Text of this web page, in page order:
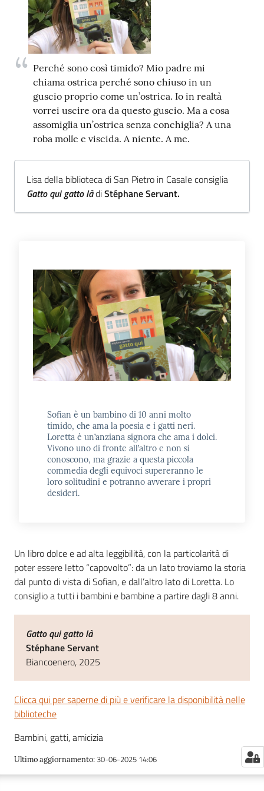
libri
film
Calendario
Online
Bambini
Cerca nei
cataloghi
Chiedi al
bibliotecario
Perché sono così timido? Mio padre mi
chiama ostrica perché sono chiuso in un
guscio proprio come un’ostrica. Io in realtà
vorrei uscire ora da questo guscio. Ma a cosa
assomiglia un’ostrica senza conchiglia? A una
roba molle e viscida. A niente. A me.
Lisa della biblioteca di San Pietro in Casale consiglia
Gatto qui gatto làdiStéphane Servant.
Sofian è un bambino di 10 anni molto
timido, che ama la poesia e i gatti neri.
Loretta è un’anziana signora che ama i dolci.
Vivono uno di fronte all’altro e non si
conoscono, ma grazie a questa piccola
commedia degli equivoci supereranno le
loro solitudini e potranno avverare i propri
desideri.
Un libro dolce e ad alta leggibilità, con la particolarità di
poter essere letto “capovolto”: da un lato troviamo la storia
dal punto di vista di Sofian, e dall’altro lato di Loretta. Lo
consiglio a tutti i bambini e bambine a partire dagli 8 anni.
Gatto qui gatto là
Stéphane Servant
Biancoenero, 2025
Clicca qui per saperne di più e verificare la disponibilità nelle
biblioteche
Bambini, gatti, amicizia
Ultimo aggiornamento: 30-06-2025 14:06